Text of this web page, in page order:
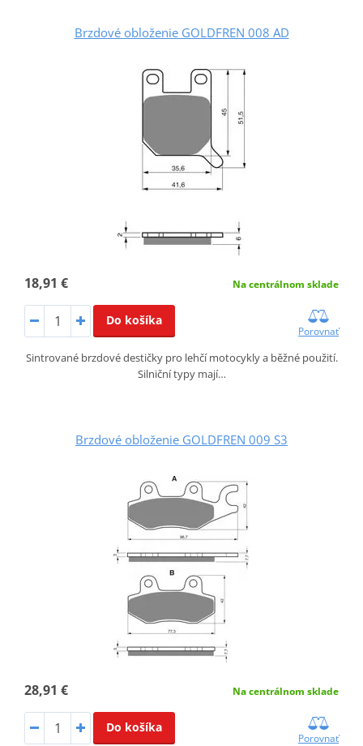
Brzdové obloženie GOLDFREN 008 AD
18,91 € Na centrálnom sklade
Do košíka
Porovnať
Sintrované brzdové destičky pro lehčí motocykly a běžné použití.
Silniční typy mají…
Brzdové obloženie GOLDFREN 009 S3
28,91 € Na centrálnom sklade
Do košíka
Porovnať